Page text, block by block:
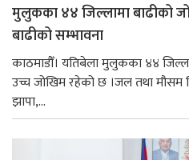
मुलुकका ४४ जिल्लामा बाढीको
बाढीको सम्भावना
काठमाडौँ। यतिबेला मुलुकका ४४
उच्च जोखिम रहेको छ ।जल तथा मौसम
झापा,...